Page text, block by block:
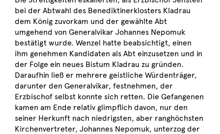
bei der Abtwahl des Benediktinerklosters Kladrau
dem König zuvorkam und der gewählte Abt
umgehend von Generalvikar Johannes Nepomuk
bestätigt wurde. Wenzel hatte beabsichtigt, einen
ihm genehmen Kandidaten als Abt einzusetzen und in
der Folge ein neues Bistum Kladrau zu gründen.
Daraufhin ließ er mehrere geistliche Würdenträger,
darunter den Generalvikar, festnehmen, der
Erzbischof selbst konnte sich retten. Die Gefangenen
kamen am Ende relativ glimpflich davon, nur den
seiner Herkunft nach niedrigsten, aber ranghöchsten
Kirchenvertreter, Johannes Nepomuk, unterzog der